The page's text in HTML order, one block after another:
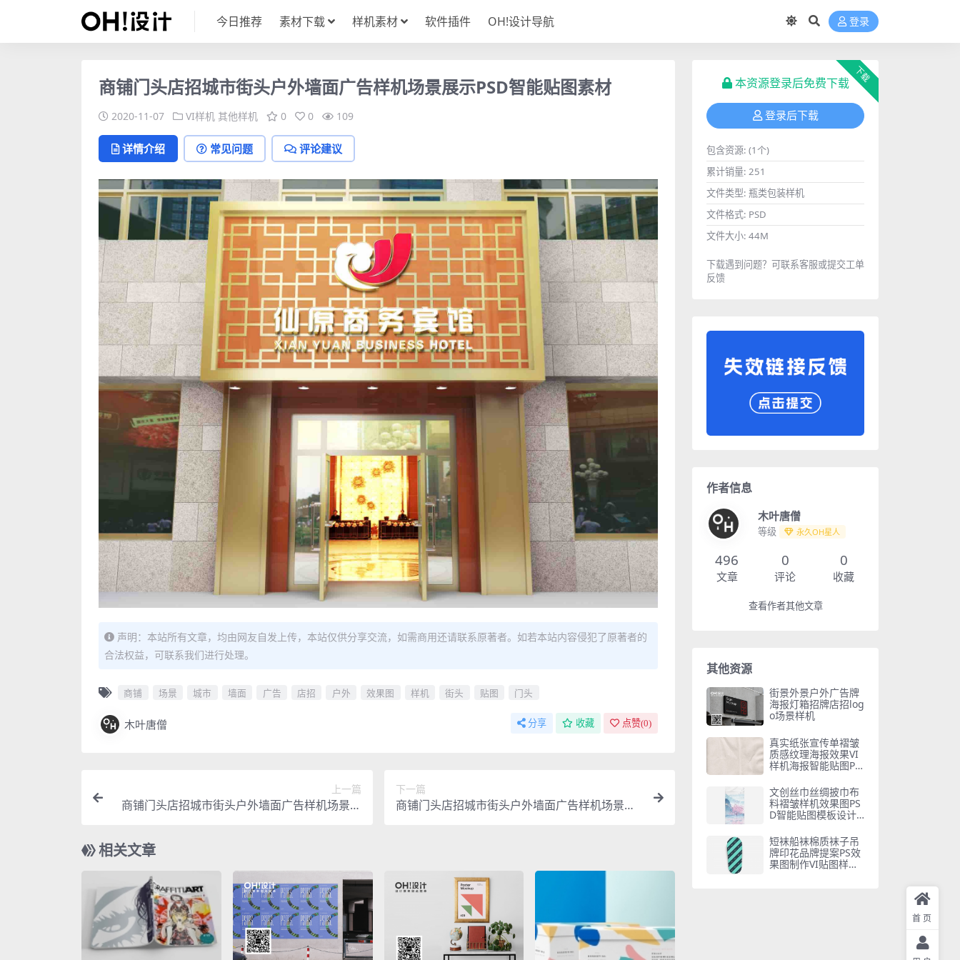
今日推荐 素材下载 样机素材 软件插件 OH!设计导航 登录
商铺门头店招城市街头户外墙面广告样机场景展示PSD智能贴图素材
2020-11-07 VI样机 其他样机 0 0 109
详情介绍 常见问题 评论建议
声明：本站所有文章，均由网友自发上传，本站仅供分享交流，如需商用还请联系原著者。如若本站内容侵犯了原著者的
合法权益，可联系我们进行处理。
商铺 场景 城市 墙面 广告 店招 户外 效果图 样机 街头 贴图 门头
木叶唐僧 分享 收藏 点赞(0)
上一篇
商铺门头店招城市街头户外墙面广告样机场景展
下一篇
商铺门头店招城市街头户外墙面广告样机场景展
相关文章
下载
本资源登录后免费下载
登录后下载
包含资源: (1个)
累计销量: 251
文件类型: 瓶类包装样机
文件格式: PSD
文件大小: 44M
下载遇到问题？可联系客服或提交工单
反馈
作者信息
木叶唐僧
等级 永久OH星人
496
文章
0
评论
0
收藏
查看作者其他文章
其他资源
街景外景户外广告牌
海报灯箱招牌店招log
o场景样机
真实纸张宣传单褶皱
质感纹理海报效果VI
样机海报智能贴图PS
文创丝巾丝绸披巾布
料褶皱样机效果图PS
D智能贴图模板设计
短袜船袜棉质袜子吊
牌印花品牌提案PS效
果图制作VI贴图样机P
首页